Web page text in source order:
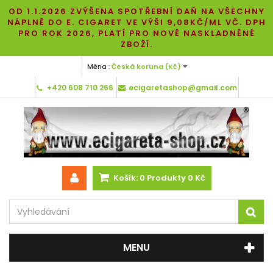
OD 1.1.2026 ZVÝŠENA SPOTŘEBNÍ DAŇ NA VŠECHNY
NÁPLNĚ DO E. CIGARET VE VÝŠI 9,08KČ/ML VČ. DPH
PRO ROK 2026, PLATÍ PRO NOVĚ NASKLADNĚNÉ
ZBOŽÍ.
Měna : Česká koruna (Kč)
+420 608 710 266 ecigaretashop@gmail.com
Košík: 0 Produkty 0 Kč
MENU